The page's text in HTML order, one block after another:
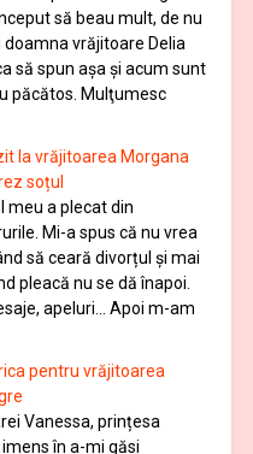
să beau mult, de nu
vrăjitoare Delia
să spun aşa şi acum sunt
păcătos. Mulţumesc
la vrăjitoarea Morgana
soțul
meu a plecat din
Mi-a spus că nu vrea
să ceară divorțul și mai
pleacă nu se dă înapoi.
apeluri… Apoi m-am
pentru vrăjitoarea
Vanessa, prințesa
în a-mi găsi